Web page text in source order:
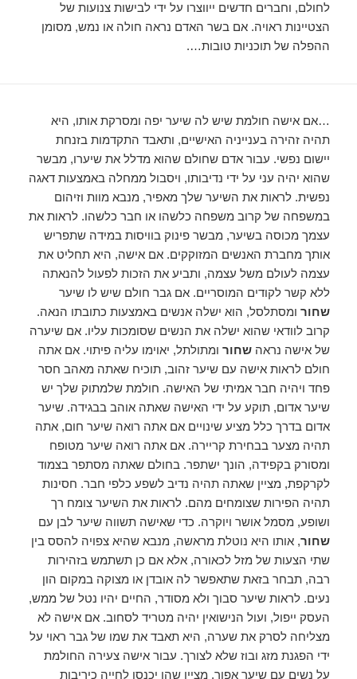
לחולם, וחברים חדשים ייווצרו על ידי לבישות צנועות של
הצטיינות ראויה. אם בשר האדם נראה חולה או נמש, מסומן
ההפלה של תוכניות טובות….
…אם אישה חולמת שיש לה שיער יפה ומסרקת אותו, היא
תהיה זהירה בענייניה האישיים, ותאבד התקדמות בזנחת
יישום נפשי. עבור אדם שחולם שהוא מדלל את שיערו, מבשר
שהוא יהיה עני על ידי נדיבותו, ויסבול ממחלה באמצעות דאגה
נפשית. לראות את השיער שלך מאפיר, מנבא מוות וזיהום
במשפחה של קרוב משפחה כלשהו או חבר כלשהו. לראות את
עצמך מכוסה בשיער, מבשר פינוק בוויסות במידה שתפריש
אותך מחברת האנשים המזוקקים. אם אישה, היא תחליט את
עצמה לעולם משל עצמה, ותביע את הזכות לפעול להנאתה
ללא קשר לקודים המוסריים. אם גבר חולם שיש לו שיער
שחור ומסתלסל, הוא ישלה אנשים באמצעות כתובתו הנאה.
קרוב לוודאי שהוא ישלה את הנשים שסומכות עליו. אם שיערה
של אישה נראהשחור ומתולתל, יאוימו עליה פיתוי. אם אתה
חולם לראות אישה עם שיער זהוב, תוכיח שאתה מאהב חסר
פחד ויהיה חבר אמיתי של האישה. חולמת שלמתוק שלך יש
שיער אדום, תוקע על ידי האישה שאתה אוהב בבגידה. שיער
אדום בדרך כלל מציע שינויים אם אתה רואה שיער חום, אתה
תהיה מצער בבחירת קריירה. אם אתה רואה שיער מטופח
ומסורק בקפידה, הונך ישתפר. בחולם שאתה מסתפר בצמוד
לקרקפת, מציין שאתה תהיה נדיב לשפע כלפי חבר. חסינות
תהיה הפירות שצומחים מהם. לראות את השיער צומח רך
ושופע, מסמל אושר ויוקרה. כדי שאישה תשווה שיער לבן עם
שחור, אותו היא נוטלת מראשה, מנבא שהיא צפויה להסס בין
שתי הצעות של מזל לכאורה, אלא אם כן תשתמש בזהירות
רבה, תבחר בזאת שתאפשר לה אובדן או מצוקה במקום הון
נעים. לראות שיער סבוך ולא מסודר, החיים יהיו נטל של ממש,
העסק ייפול, ועול הנישואין יהיה מטריד לסחוב. אם אישה לא
מצליחה לסרק את שערה, היא תאבד את שמו של גבר ראוי על
ידי הפגנת מזג ובוז שלא לצורך. עבור אישה צעירה החולמת
על נשים עם שיער אפור, מציין שהן יכנסו לחייה כיריבות